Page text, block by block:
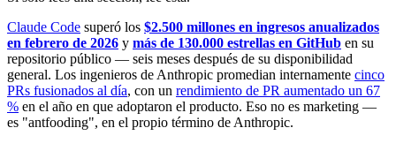
Claude Code superó los $2.500 millones en ingresos anualizados
en febrero de 2026 y más de 130.000 estrellas en GitHub en su
repositorio público — seis meses después de su disponibilidad
general. Los ingenieros de Anthropic promedian internamente cinco
PRs fusionados al día, con un rendimiento de PR aumentado un 67
% en el año en que adoptaron el producto. Eso no es marketing —
es "antfooding", en el propio término de Anthropic.